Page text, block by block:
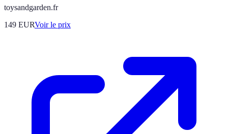
toysandgarden.fr
149 EURVoir le prix